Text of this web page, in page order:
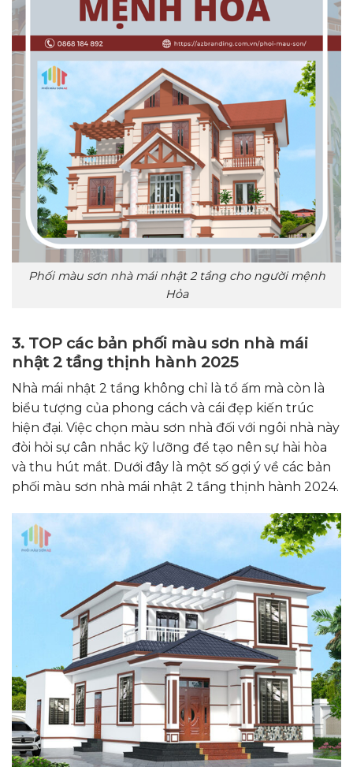
Phối màu sơn nhà mái nhật 2 tầng cho người mệnh
Hỏa
3. TOP các bản phối màu sơn nhà mái
nhật 2 tầng thịnh hành 2025
Nhà mái nhật 2 tầng không chỉ là tổ ấm mà còn là
biểu tượng của phong cách và cái đẹp kiến trúc
hiện đại. Việc chọn màu sơn nhà đối với ngôi nhà này
đòi hỏi sự cân nhắc kỹ lưỡng để tạo nên sự hài hòa
và thu hút mắt. Dưới đây là một số gợi ý về các bản
phối màu sơn nhà mái nhật 2 tầng thịnh hành 2024.